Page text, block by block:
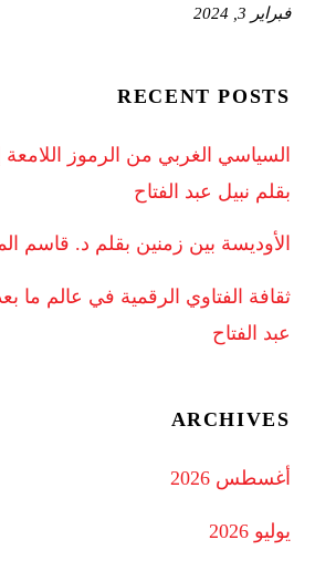
فبراير 3, 2024
RECENT POSTS
السياسي الغربي من الرموز اللامعة
بقلم نبيل عبد الفتاح
الأوديسة بين زمنين بقلم د. قاسم
ثقافة الفتاوي الرقمية في عالم ما
عبد الفتاح
ARCHIVES
أغسطس 2026
يوليو 2026